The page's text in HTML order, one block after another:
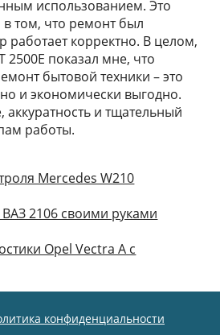
использованием. Это
том, что ремонт был
корректно. В целом,
2500E показал мне, что
бытовой техники – это
и экономически выгодно.
аккуратность и тщательный
работы.
Mercedes W210
2106 своими руками
Opel Vectra A с
конфиденциальности